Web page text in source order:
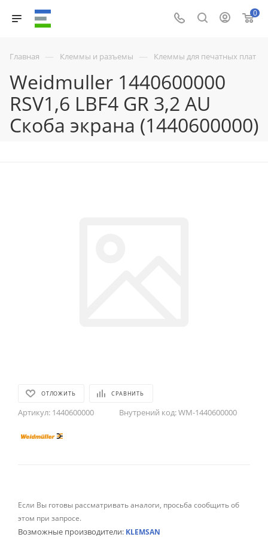
0
Главная — Клеммы и разъемы — Клеммы для печатных плат
Weidmuller 1440600000
RSV1,6 LBF4 GR 3,2 AU
Скоба экрана (1440600000)
ОТЛОЖИТЬ СРАВНИТЬ
Артикул: 1440600000 Внутрений код:WM-1440600000
Если Вы готовы рассматривать аналоги, просьба сообщить об
этом при запросе.
Возможные производители: KLEMSAN